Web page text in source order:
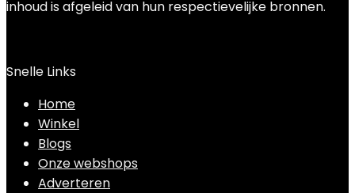
inhoud is afgeleid van hun respectievelijke bronnen.
Snelle Links
Home
Winkel
Blogs
Onze webshops
Adverteren